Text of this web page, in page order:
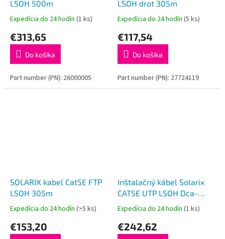
LSOH 500m
Expedícia do 24 hodín (1 ks)
€313,65
Do košíka
Part number (PN): 26000005
LSOH drot 305m
Expedícia do 24 hodín (5 ks)
€117,54
Do košíka
Part number (PN): 27724119
SOLARIX kabel Cat5E FTP
LSOH 305m
Expedícia do 24 hodín (>5 ks)
€153,20
Inštalačný kábel Solarix
CAT5E UTP LSOH Dca-
s1,d2,a1 500m/box SXKD-
5E-UTP-LSOH
Expedícia do 24 hodín (1 ks)
€242,62